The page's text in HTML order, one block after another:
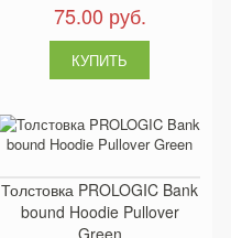
75.00 руб.
Толстовка PROLOGIC Bank
bound Hoodie Pullover
Green